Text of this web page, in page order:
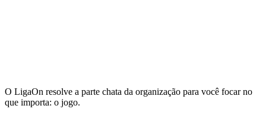
O LigaOn resolve a parte chata da organização para você focar no
que importa: o jogo.